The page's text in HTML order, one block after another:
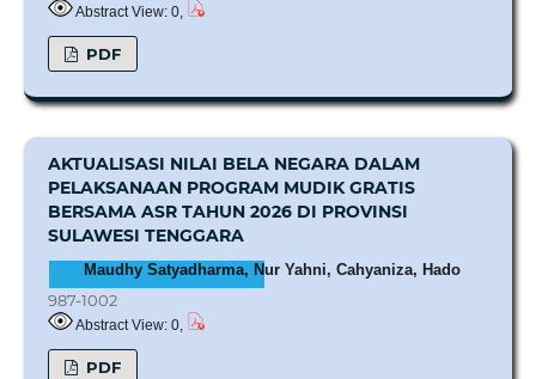
Abstract View: 0,
PDF
AKTUALISASI NILAI BELA NEGARA DALAM
PELAKSANAAN PROGRAM MUDIK GRATIS
BERSAMA ASR TAHUN 2026 DI PROVINSI
SULAWESI TENGGARA
Maudhy Satyadharma, Nur Yahni, Cahyaniza, Hado
987-1002
Abstract View: 0,
PDF